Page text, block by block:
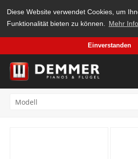
Diese Website verwendet Cookies, um
Funktionalität bieten zu können.
Mehr
Einverstanden